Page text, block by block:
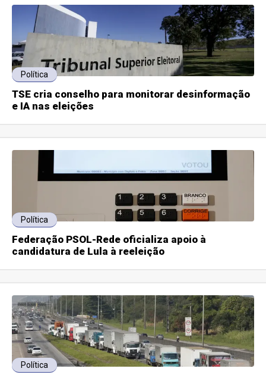
Política
TSE cria conselho para monitorar desinformação
e IA nas eleições
Política
Federação PSOL-Rede oficializa apoio à
candidatura de Lula à reeleição
Política